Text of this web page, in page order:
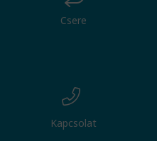
Csere
Kapcsolat